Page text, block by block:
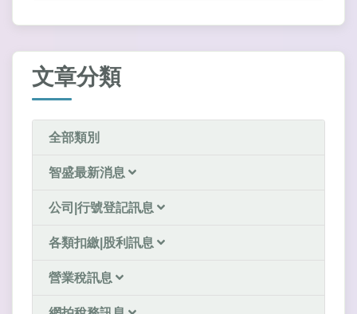
文章分類
全部類別
智盛最新消息
公司|行號登記訊息
各類扣繳|股利訊息
營業稅訊息